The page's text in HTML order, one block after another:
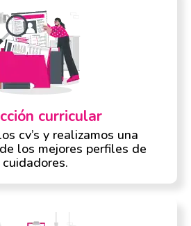
curricular
cv’s y realizamos una
los mejores perfiles de
cuidadores.